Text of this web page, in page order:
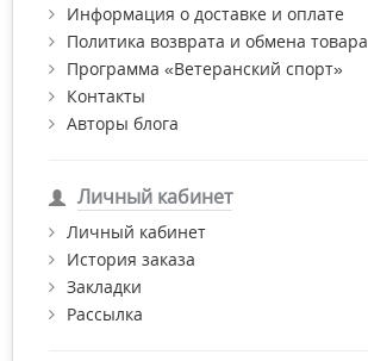
Информация о доставке и оплате
Политика возврата и обмена товара
Программа «Ветеранский спорт»
Контакты
Авторы блога
Личный кабинет
Личный кабинет
История заказа
Закладки
Рассылка